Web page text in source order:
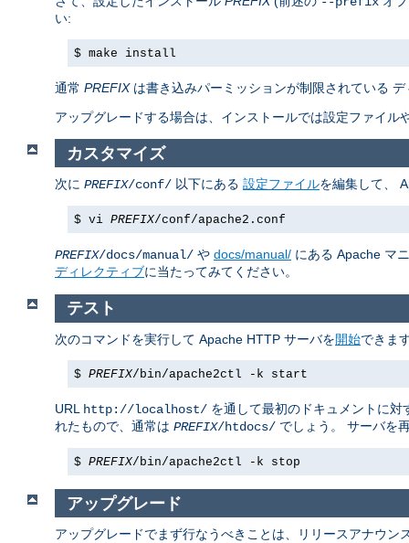
い:
$ make install
通常 PREFIXは書き込みパーミッションが制限されている
アップグレードする場合は、インストールでは設定ファイ
カスタマイズ
次に PREFIX/conf/ 以下にある 設定ファイルを編集して、
$ vi PREFIX/conf/apache2.conf
PREFIX/docs/manual/ や docs/manual/ にある Apache マ
ディレクティブに当たってみてください。
テスト
次のコマンドを実行して Apache HTTP サーバを開始できま
$ PREFIX/bin/apache2ctl -k start
URL http://localhost/ を通して最初のドキュメントに
れたもので、通常は PREFIX/htdocs/ でしょう。 サーバを
$ PREFIX/bin/apache2ctl -k stop
アップグレード
アップグレードでまず行なうべきことは、リリースアナウ